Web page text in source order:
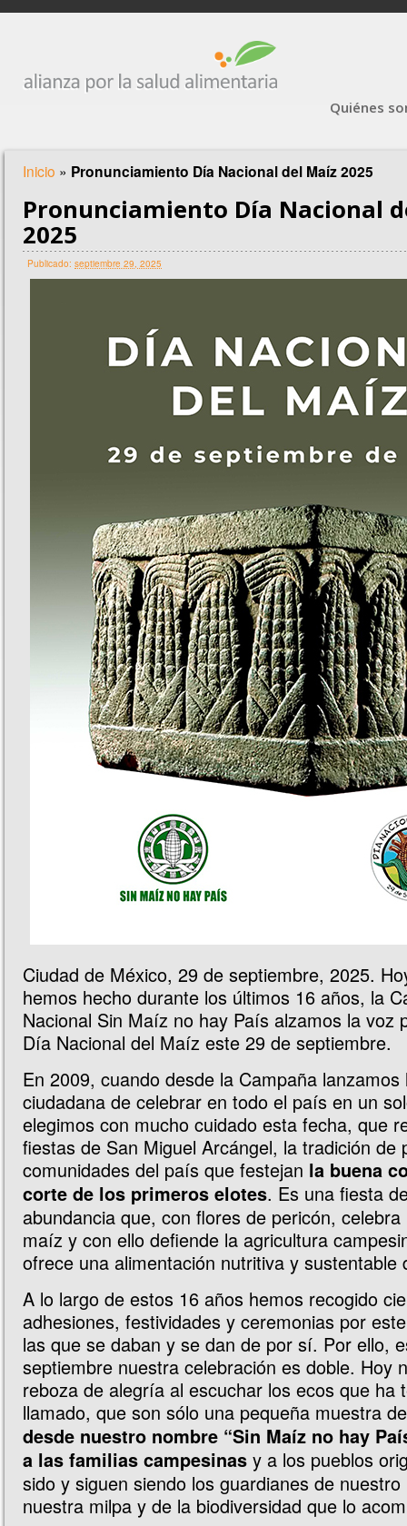
Quiénes
Inicio » Pronunciamiento Día Nacional del Maíz 2025
Pronunciamiento Día Nacional
2025
Publicado: septiembre 29, 2025
Ciudad de México, 29 de septiembre, 2025.
hemos hecho durante los últimos 16 años, la
Nacional Sin Maíz no hay País alzamos la voz
Día Nacional del Maíz este 29 de septiembre.
En 2009, cuando desde la Campaña lanzamos
ciudadana de celebrar en todo el país en un
elegimos con mucho cuidado esta fecha, que
fiestas de San Miguel Arcángel, la tradición de
comunidades del país que festejan la buena
corte de los primeros elotes. Es una fiesta
abundancia que, con flores de pericón,
maíz y con ello defiende la agricultura
ofrece una alimentación nutritiva y sustentable
A lo largo de estos 16 años hemos recogido
adhesiones, festividades y ceremonias por
las que se daban y se dan de por sí. Por ello,
septiembre nuestra celebración es doble. Hoy
reboza de alegría al escuchar los ecos que ha
llamado, que son sólo una pequeña muestra
desde nuestro nombre “Sin Maíz no hay
a las familias campesinas y a los pueblos
sido y siguen siendo los guardianes de
nuestra milpa y de la biodiversidad que lo